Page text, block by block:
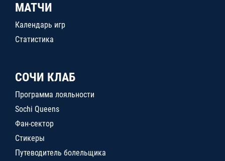
МАТЧИ
Календарь игр
Статистика
СОЧИ КЛАБ
Программа лояльности
Sochi Queens
Фан-сектор
Стикеры
Путеводитель болельщика